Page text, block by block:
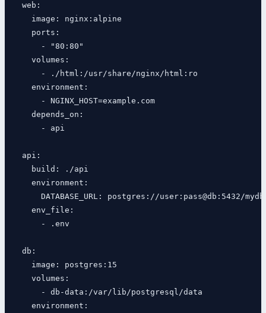
  web:
    image: nginx:alpine
    ports:
      - "80:80"
    volumes:
      - ./html:/usr/share/nginx/html:ro
    environment:
      - NGINX_HOST=example.com
    depends_on:
      - api
  api:
    build: ./api
    environment:
      DATABASE_URL: postgres://user:pass@db:5432/mydb
    env_file:
      - .env
  db:
    image: postgres:15
    volumes:
      - db-data:/var/lib/postgresql/data
    environment: